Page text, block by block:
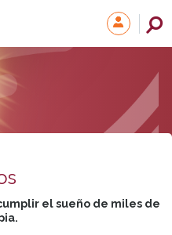
el sueño de miles de